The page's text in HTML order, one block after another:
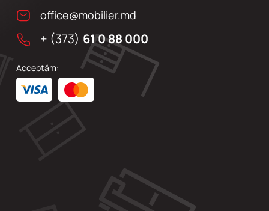
office@mobilier.md
+ (373) 61 0 88 000
Acceptăm: